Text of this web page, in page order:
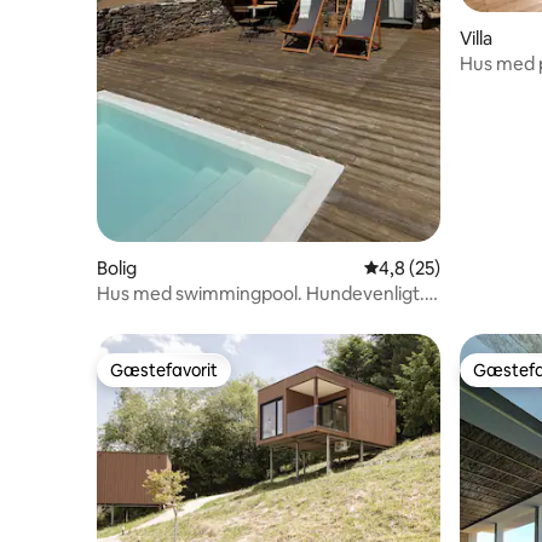
Bolig 4,8 ud af 5 i
4,8 (25)
Hus med swimmingpool. Hundevenligt.
Villa
Hus med
Gæstefavorit
Gæstefavorit